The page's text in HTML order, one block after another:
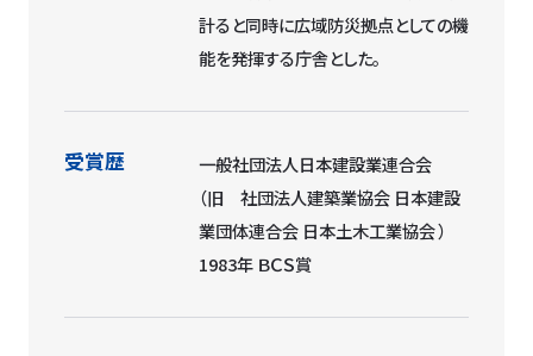
計ると同時に広域防災拠点としての機
能を発揮する庁舎とした。
受賞歴
一般社団法人日本建設業連合会
（旧 社団法人建築業協会 日本建設
業団体連合会 日本土木工業協会 ）
1983年 ＢＣＳ賞